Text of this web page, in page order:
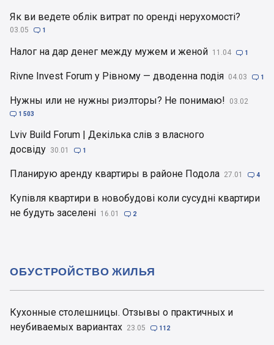
Як ви ведете облік витрат по оренді нерухомості?
03.05  1
Налог на дар денег между мужем и женой 11.04  1
Rivne Invest Forum у Рівному — дводенна подія 04.03  1
Нужны или не нужны риэлторы? Не понимаю! 03.02
 1 503
Lviv Build Forum | Декілька слів з власного
досвіду 30.01  1
Планирую аренду квартиры в районе Подола 27.01  4
Купівля квартири в новобудові коли сусудні квартири
не будуть заселені 16.01  2
Кухонные столешницы. Отзывы о практичных и
неубиваемых вариантах 23.05  112
ОБУСТРОЙСТВО ЖИЛЬЯ